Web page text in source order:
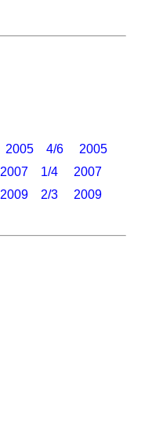
2005 4/6
2005
2007 1/4
2007
2009 2/3
2009